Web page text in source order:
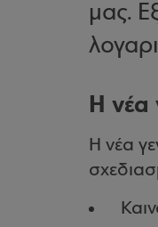
μας.
Η νέα
Η νέα